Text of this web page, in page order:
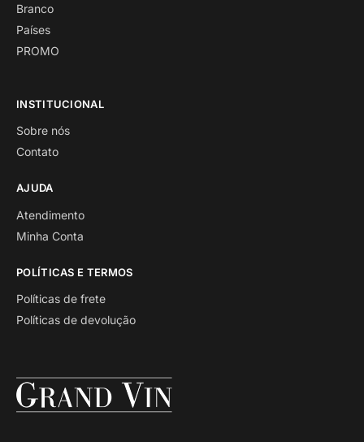
Branco
Países
PROMO
INSTITUCIONAL
Sobre nós
Contato
AJUDA
Atendimento
Minha Conta
POLÍTICAS E TERMOS
Políticas de frete
Políticas de devolução